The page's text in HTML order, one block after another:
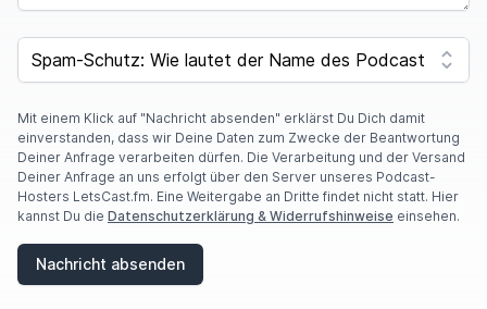
so durchgegangen.
bisschen,
Parallelen finden, da habe ich da so einen Check
gefunden und äh dem war dann auch so
Und äh darüber wollen wir uns auch heute
unterhalten
SPAM CAPTCHA
Mit einem Klick auf "Nachricht absenden" erklärst Du Dich damit
einverstanden, dass wir Deine Daten zum Zwecke der Beantwortung
Deiner Anfrage verarbeiten dürfen. Die Verarbeitung und der Versand
Deiner Anfrage an uns erfolgt über den Server unseres Podcast-
Hosters LetsCast.fm. Eine Weitergabe an Dritte findet nicht statt. Hier
kannst Du die Datenschutzerklärung & Widerrufshinweise einsehen.
Nachricht absenden